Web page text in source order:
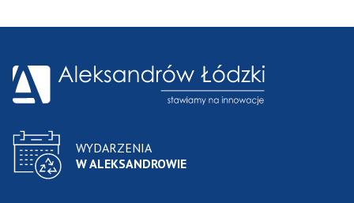
WYDARZENIA
W ALEKSANDROWIE